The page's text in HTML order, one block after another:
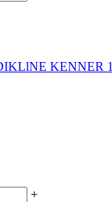
KENNER
+